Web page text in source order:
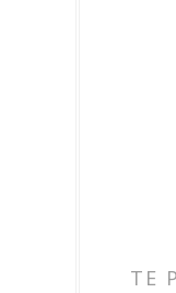
TE